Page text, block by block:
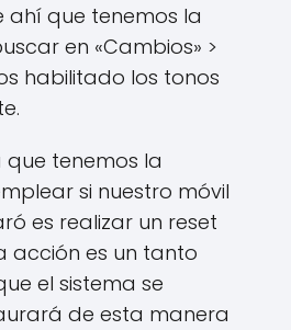
ahí que tenemos la
en «Cambios» >
habilitado los tonos
tenemos la
si nuestro móvil
es realizar un reset
acción es un tanto
el sistema se
de esta manera